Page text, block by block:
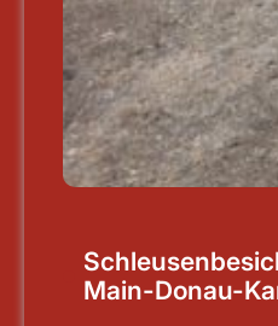
Main-Donau-